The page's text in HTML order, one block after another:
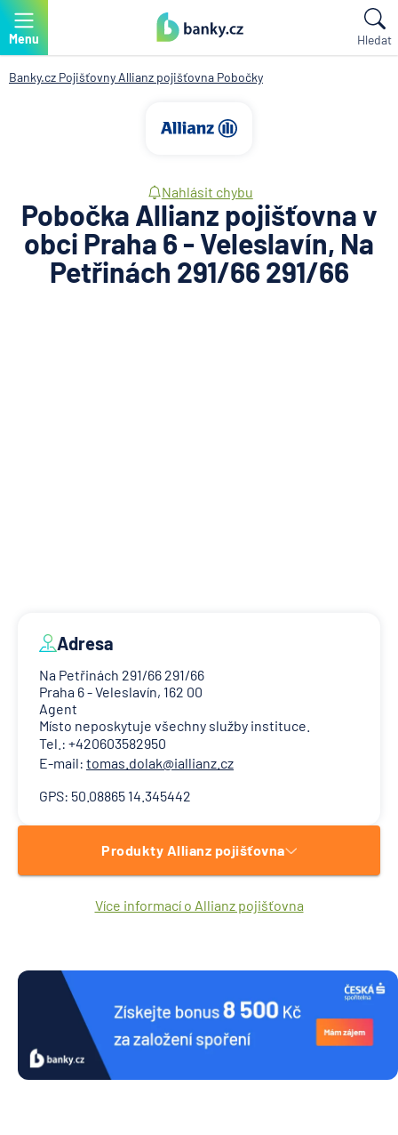
Menu Hledat
Banky.cz Pojišťovny Allianz pojišťovna Pobočky
Nahlásit chybu
Pobočka Allianz pojišťovna v
obci Praha 6 - Veleslavín, Na
Petřinách 291/66 291/66
Adresa
Na Petřinách 291/66 291/66
Praha 6 - Veleslavín, 162 00
Agent
Místo neposkytuje všechny služby instituce.
Tel.: +420603582950
E-mail: tomas.dolak@iallianz.cz
GPS: 50.08865 14.345442
Produkty Allianz pojišťovna
Více informací o Allianz pojišťovna